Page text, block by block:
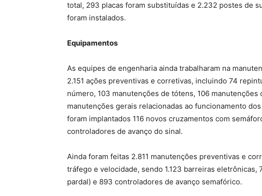
total, 293 placas foram substituídas e 2.232 postes de
foram instalados.
Equipamentos
As equipes de engenharia ainda trabalharam na
2.151 ações preventivas e corretivas, incluindo 74
número, 103 manutenções de tótens, 106
manutenções gerais relacionadas ao funcionamento
foram implantados 116 novos cruzamentos com
controladores de avanço do sinal.
Ainda foram feitas 2.811 manutenções preventivas e
tráfego e velocidade, sendo 1.123 barreiras
pardal) e 893 controladores de avanço semafórico.